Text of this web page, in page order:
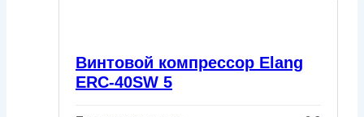
Винтовой компрессор Elang
ERC-40SW 5